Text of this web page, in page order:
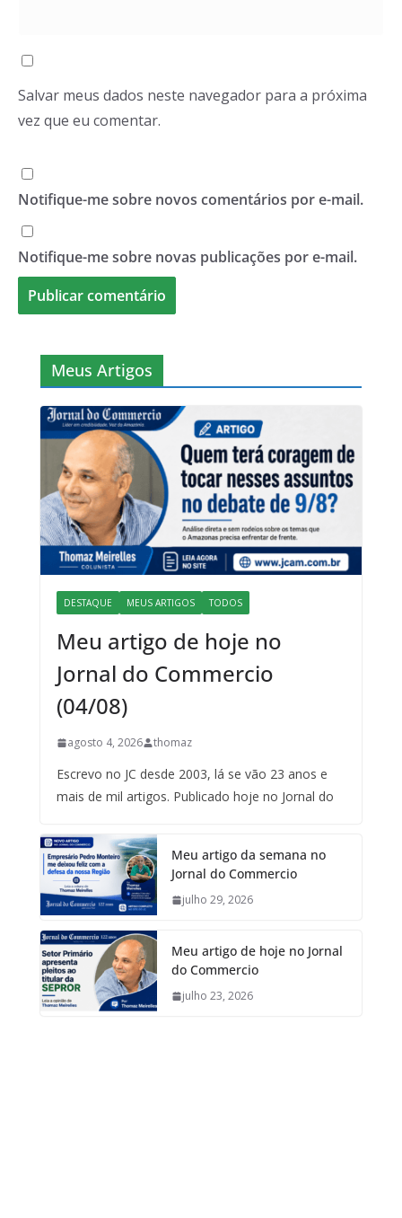
Salvar meus dados neste navegador para a próxima
vez que eu comentar.
Notifique-me sobre novos comentários por e-mail.
Notifique-me sobre novas publicações por e-mail.
Meus Artigos
DESTAQUE MEUS ARTIGOS TODOS
Meu artigo de hoje no
Jornal do Commercio
(04/08)
agosto 4, 2026 thomaz
Escrevo no JC desde 2003, lá se vão 23 anos e
mais de mil artigos. Publicado hoje no Jornal do
Meu artigo da semana no
Jornal do Commercio
julho 29, 2026
Meu artigo de hoje no Jornal
do Commercio
julho 23, 2026